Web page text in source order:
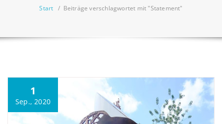
Start / Beiträge verschlagwortet mit "Statement"
1
Sep., 2020